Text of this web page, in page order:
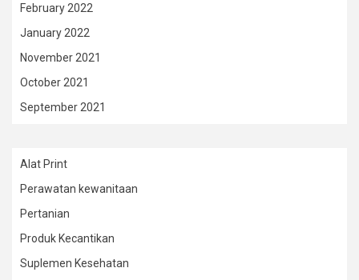
February 2022
January 2022
November 2021
October 2021
September 2021
Alat Print
Perawatan kewanitaan
Pertanian
Produk Kecantikan
Suplemen Kesehatan